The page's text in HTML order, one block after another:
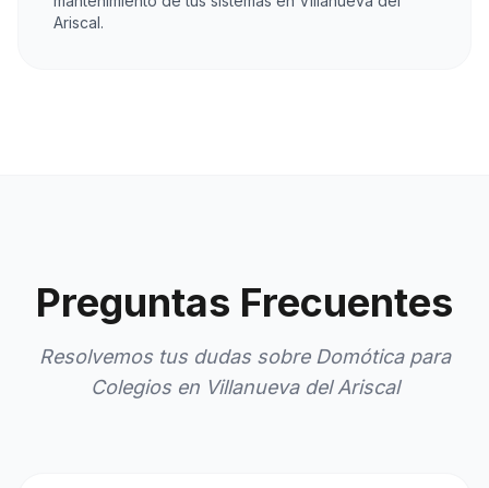
Ariscal.
Preguntas Frecuentes
Resolvemos tus dudas sobre Domótica para
Colegios en Villanueva del Ariscal